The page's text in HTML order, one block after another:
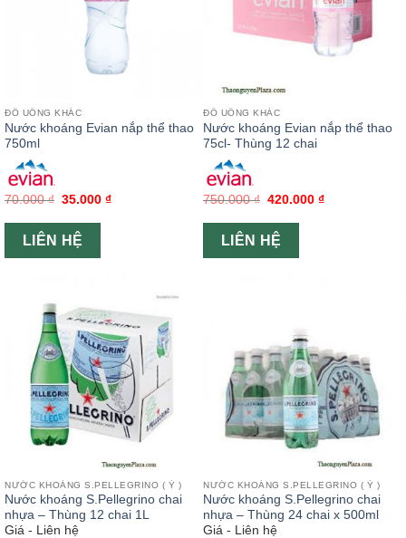
ĐỒ UỐNG KHÁC
Nước khoáng Evian nắp thể thao
750ml
70.000₫ 35.000₫
LIÊN HỆ
ĐỒ UỐNG KHÁC
Nước khoáng Evian nắp thể thao
75cl- Thùng 12 chai
750.000₫ 420.000₫
LIÊN HỆ
NƯỚC KHOÁNG S.PELLEGRINO ( Ý )
Nước khoáng S.Pellegrino chai
nhựa – Thùng 12 chai 1L
Giá - Liên hệ
NƯỚC KHOÁNG S.PELLEGRINO ( Ý )
Nước khoáng S.Pellegrino chai
nhựa – Thùng 24 chai x 500ml
Giá - Liên hệ